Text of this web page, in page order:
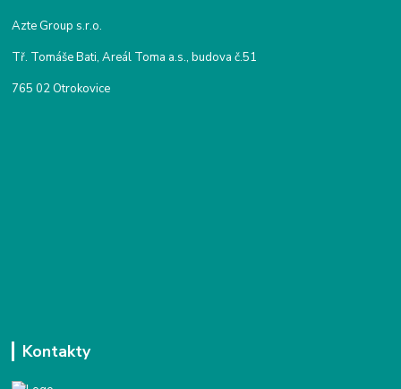
Azte Group s.r.o.
Tř. Tomáše Bati, Areál Toma a.s., budova č.51
765 02 Otrokovice
Kontakty